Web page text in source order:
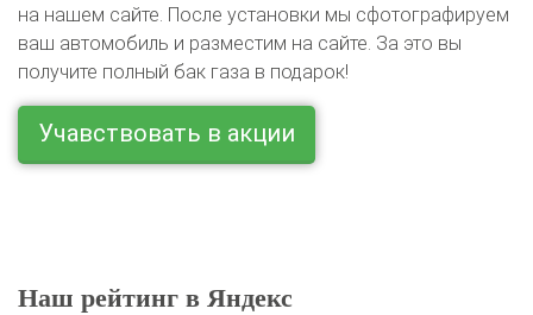
на нашем сайте. После установки мы сфотографируем
ваш автомобиль и разместим на сайте. За это вы
получите полный бак газа в подарок!
Учавствовать в акции
Наш рейтинг в Яндекс